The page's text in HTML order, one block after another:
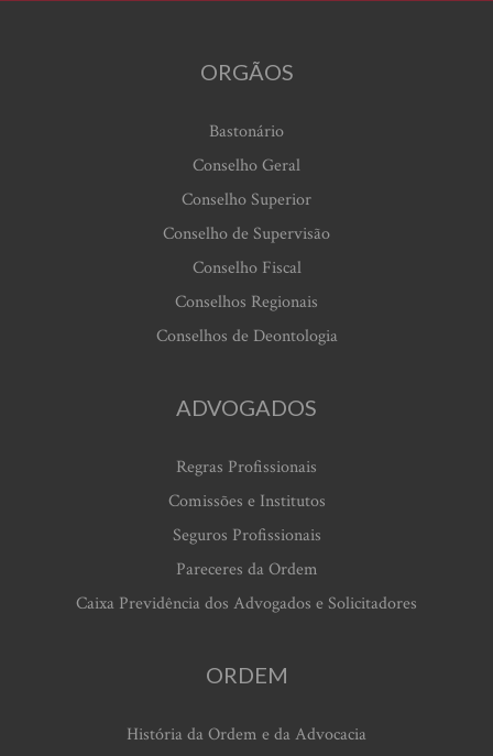
ORGÃOS
Bastonário
Conselho Geral
Conselho Superior
Conselho de Supervisão
Conselho Fiscal
Conselhos Regionais
Conselhos de Deontologia
ADVOGADOS
Regras Profissionais
Comissões e Institutos
Seguros Profissionais
Pareceres da Ordem
Caixa Previdência dos Advogados e Solicitadores
ORDEM
História da Ordem e da Advocacia